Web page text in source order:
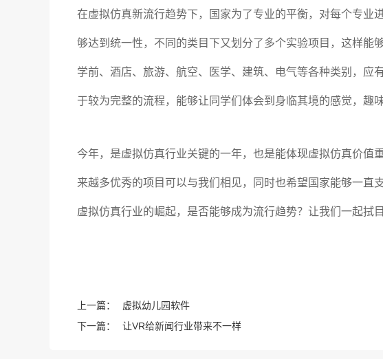
在虚拟仿真新流行趋势下，国家为了专业的平衡，对每个专业
够达到统一性，不同的类目下又划分了多个实验项目，这样能
学前、酒店、旅游、航空、医学、建筑、电气等各种类别，应
于较为完整的流程，能够让同学们体会到身临其境的感觉，趣
今年，是虚拟仿真行业关键的一年，也是能体现虚拟仿真价值
来越多优秀的项目可以与我们相见，同时也希望国家能够一直
虚拟仿真行业的崛起，是否能够成为流行趋势？让我们一起拭目
上一篇：
虚拟幼儿园软件
下一篇：
让VR给新闻行业带来不一样